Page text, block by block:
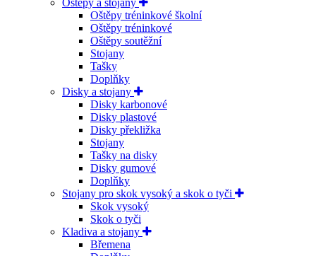
Oštěpy tréninkové školní
Oštěpy tréninkové
Oštěpy soutěžní
Stojany
Tašky
Doplňky
Disky a stojany
Disky karbonové
Disky plastové
Disky překližka
Stojany
Tašky na disky
Disky gumové
Doplňky
Stojany pro skok vysoký a skok o tyči
Skok vysoký
Skok o tyči
Kladiva a stojany
Břemena